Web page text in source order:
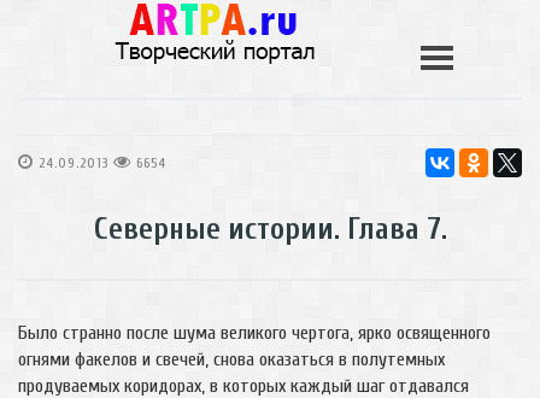
24.09.2013 6654
Северные истории. Глава 7.
Было странно после шума великого чертога, ярко освященного
огнями факелов и свечей, снова оказаться в полутемных
продуваемых коридорах, в которых каждый шаг отдавался